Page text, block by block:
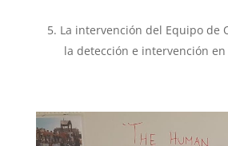
La intervención del Equipo de
la detección e intervención